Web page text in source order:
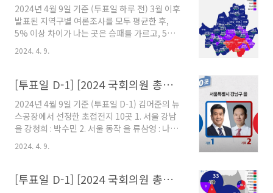
민의힘 7석 진보당 1석 경합 7석 해운대 갑 홍순
헌 : 주진우 초경합 부산진 갑 서은숙 : 정성국 초
경합 남구 박재호 : 박수영 초경합 북구 을 정명희
: 박성훈 초경합 사상 배재정 : 김대식 초경합 사하
석 ~ ..
2024년 4월 9일 기준 (투표일 하루 전) 3월 이후
발표된 지역구별 여론조사를 모두 평균한 후,
5% 이상 차이가 나는 곳은 승패를 가르고, 5%
미만 차이가 나는 곳은 경합지역으로 판정하였습
니다. 여론조사가 없는 곳은 지난 총선 결과를 반
니다. (본 예측 결과는 실제 개표 결과와 다를 수
있습니다.) [서울] 총 48석 더불어민주당 33석 국
민의힘 6석 경합 9석 동대문 을 장경태 : 김경진
민주 우세 중구성동 을 박성준 : 이혜훈 민주 우세
용산 강태웅 : 권영세 민주 우세 영등포 을 김민석
: 박용찬 민주 우세 양천 갑 황희 : 구자룡 민주 우
초..
2024. 4. 9.
[투표일 D-1] [2024 국회의원 총선거] 초접전지 TOP 10
2024년 4월 9일 기준 (투표일 D-1) 김어준의 뉴
스공장에서 선정한 초접전지 10곳 1. 서울 강남
을 강청희 : 박수민 2. 서울 동작 을 류삼영 : 나경
산태안 조한기 : 성일종 5. 충남 보령서천 나소열 :
갑 전은수 : 김상욱 8. 부산 강서 변성완 : 김도읍
9. 부산 사하 을 이재성 : 조경태 10. 경남 진주 갑
2024. 4. 9.
[투표일 D-1] [2024 국회의원 총선거] 전국 지역구 선거예측